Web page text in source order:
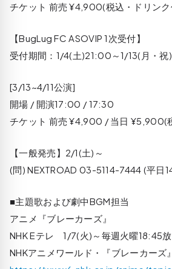
チケット 前売 ¥4,900(税込・ドリンク
【BugLug FC ASOVIP 1次受付】
受付期間：1/4(土)21:00～1/13(月・
[3/13~4/11公演]
開場 / 開演17:00 / 17:30
チケット 前売 ¥4,900 / 当日 ¥5,900(
【一般発売】2/1(土)～
(問) NEXTROAD 03-5114-7444 (平
■主題歌および劇中BGM担当
アニメ『ブレーカーズ』
NHK Eテレ 1/7(火)～毎週火曜18:45
NHKアニメワールド・『ブレーカーズ